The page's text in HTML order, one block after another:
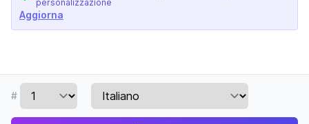
personalizzazione
Aggiorna
#